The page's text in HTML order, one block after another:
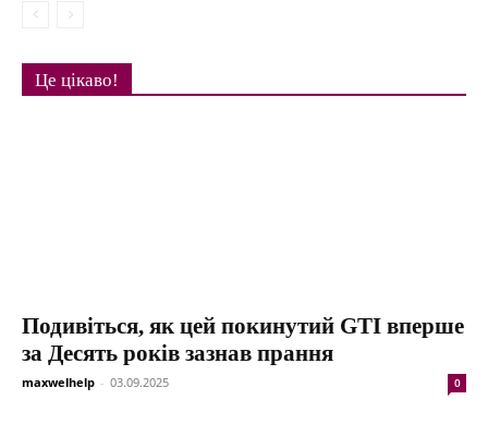
Це цікаво!
Подивіться, як цей покинутий GTI вперше
за Десять років зазнав прання
maxwelhelp - 03.09.2025 0